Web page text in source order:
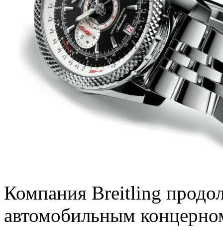
Компания Breitling
автомобильным